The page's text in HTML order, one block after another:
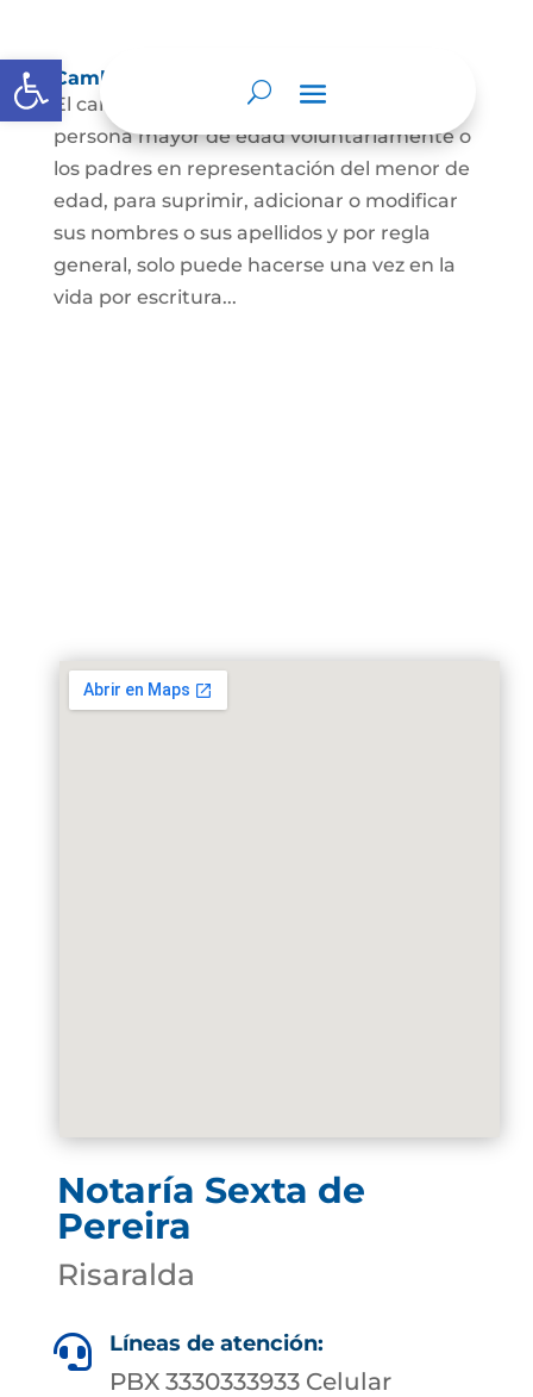
Abrir barra de herramientas
Cambio Nombre
El cambio de nombre lo podrá hacer la
persona mayor de edad voluntariamente o
los padres en representación del menor de
edad, para suprimir, adicionar o modificar
sus nombres o sus apellidos y por regla
general, solo puede hacerse una vez en la
vida por escritura...
Notaría Sexta de
Pereira
Risaralda
 Líneas de atención:
PBX 3330333933 Celular